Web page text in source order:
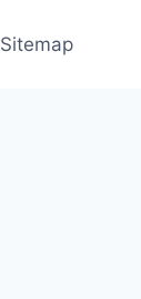
Sitemap